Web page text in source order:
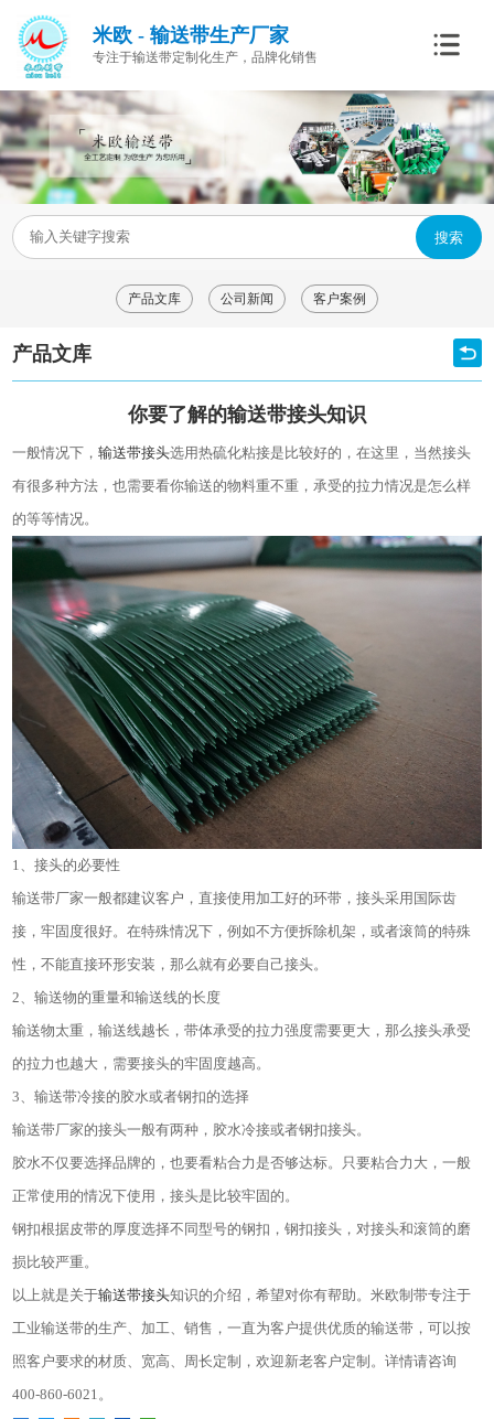
米欧 - 输送带生产厂家
专注于输送带定制化生产，品牌化销售
搜索
产品文库 公司新闻 客户案例
产品文库
你要了解的输送带接头知识
一般情况下，输送带接头选用热硫化粘接是比较好的，在这里，当然接头
有很多种方法，也需要看你输送的物料重不重，承受的拉力情况是怎么样
的等等情况。
1、接头的必要性
输送带厂家一般都建议客户，直接使用加工好的环带，接头采用国际齿
接，牢固度很好。在特殊情况下，例如不方便拆除机架，或者滚筒的特殊
性，不能直接环形安装，那么就有必要自己接头。
2、输送物的重量和输送线的长度
输送物太重，输送线越长，带体承受的拉力强度需要更大，那么接头承受
的拉力也越大，需要接头的牢固度越高。
3、输送带冷接的胶水或者钢扣的选择
输送带厂家的接头一般有两种，胶水冷接或者钢扣接头。
胶水不仅要选择品牌的，也要看粘合力是否够达标。只要粘合力大，一般
正常使用的情况下使用，接头是比较牢固的。
钢扣根据皮带的厚度选择不同型号的钢扣，钢扣接头，对接头和滚筒的磨
损比较严重。
以上就是关于输送带接头知识的介绍，希望对你有帮助。米欧制带专注于
工业输送带的生产、加工、销售，一直为客户提供优质的输送带，可以按
照客户要求的材质、宽高、周长定制，欢迎新老客户定制。详情请咨询
400-860-6021。